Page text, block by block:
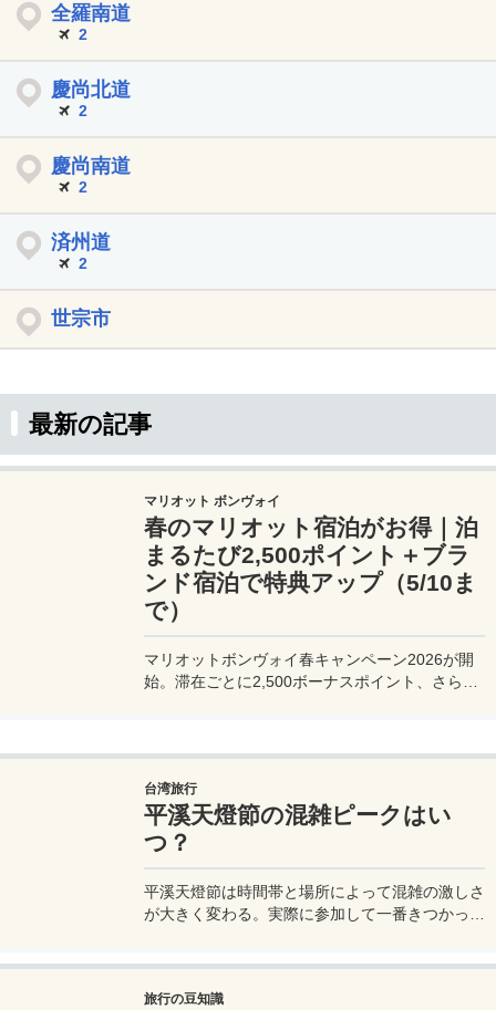
全羅南道
2
慶尚北道
2
慶尚南道
2
済州道
2
世宗市
最新の記事
マリオット ボンヴォイ
春のマリオット宿泊がお得｜泊
まるたび2,500ポイント＋ブラ
ンド宿泊で特典アップ（5/10ま
で）
マリオットボンヴォイ春キャンペーン2026が開
始。滞在ごとに2,500ボーナスポイント、さらに
台湾旅行
平溪天燈節の混雑ピークはい
つ？
平溪天燈節は時間帯と場所によって混雑の激しさ
が大きく変わる。実際に参加して一番きつかった
旅行の豆知識